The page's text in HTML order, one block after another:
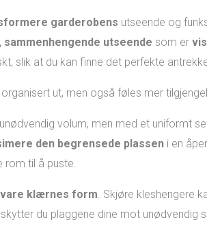
garderobens utseende og
sammenhengende utseende som er
slik at du kan finne det perfekte
ut, men også føles mer
volum, men med et uniformt
den begrensede plasseni en
rom til å puste.
klærnes form. Skjøre kleshengere
du plaggene dine mot unødvendig